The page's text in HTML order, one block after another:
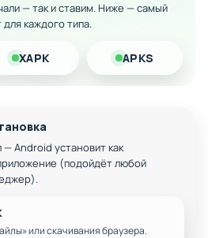
всеми версиями Android
финансовых преград!
— так и ставим. Ниже — самый
каждого типа.
XAPK APKS
Android установит как
(подойдёт любой
или скачивания браузера.